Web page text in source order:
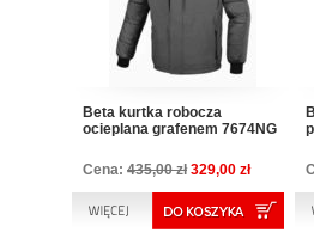
Beta kurtka robocza
ocieplana grafenem 7674NG
Cena: 435,00 zł 329,00 zł